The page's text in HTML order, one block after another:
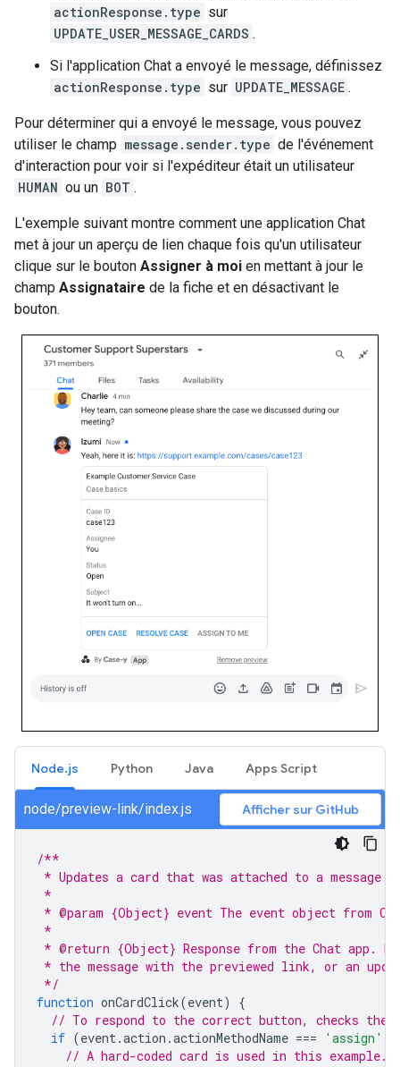
actionResponse.type sur
UPDATE_USER_MESSAGE_CARDS .
Si l'application Chat a envoyé le message, définissez
actionResponse.type sur UPDATE_MESSAGE .
Pour déterminer qui a envoyé le message, vous pouvez
utiliser le champ message.sender.type de l'événement
d'interaction pour voir si l'expéditeur était un utilisateur
HUMAN ou un BOT .
L'exemple suivant montre comment une application Chat
met à jour un aperçu de lien chaque fois qu'un utilisateur
clique sur le bouton Assigner à moi en mettant à jour le
champ Assignataire de la fiche et en désactivant le
bouton.
Node.js Python Java Apps Script
node/preview-link/index.js Afficher sur GitHub
/**
* Updates a card that was attached to a message
*
* @param {Object} event The event object from
*
* @return {Object} Response from the Chat app.
* the message with the previewed link, or an
*/
function onCardClick(event)
{
// To respond to the correct button, checks the
if (event.action .actionMethodName === 'assign'
// A hard-coded card is used in this